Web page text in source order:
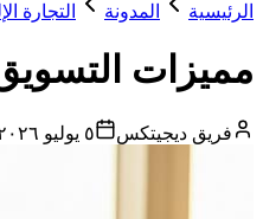
الرئيسية المدونة التجارة
مميزات
فريق ديجيتكس ٥ يوليو ٢٠٢٦